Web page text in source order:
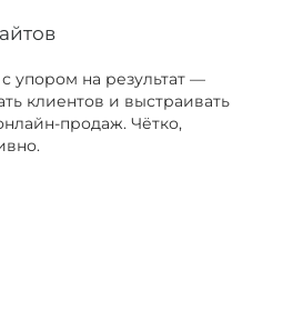
упором на результат —
клиентов и выстраивать
продаж. Чётко,